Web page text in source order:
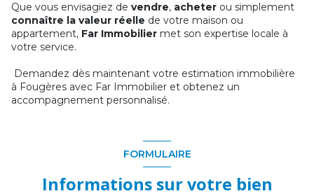
Que vous envisagiez de vendre, acheter ou simplement
connaître la valeur réelle de votre maison ou
appartement, Far Immobilier met son expertise locale à
votre service.
Demandez dès maintenant votre estimation immobilière
à Fougères avec Far Immobilier et obtenez un
accompagnement personnalisé.
FORMULAIRE
Informations sur votre bien